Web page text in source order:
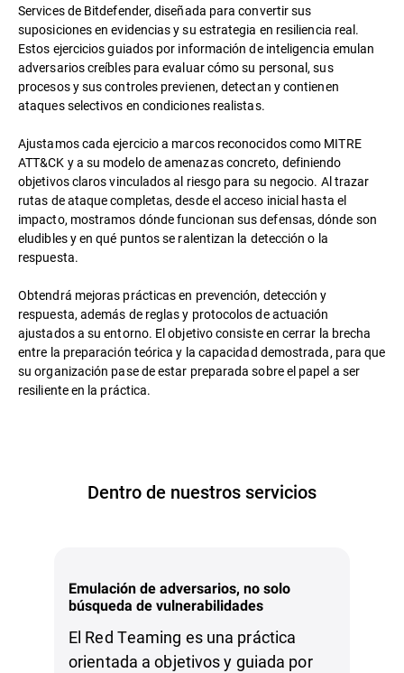
Services de Bitdefender, diseñada para convertir sus
suposiciones en evidencias y su estrategia en resiliencia real.
Estos ejercicios guiados por información de inteligencia emulan
adversarios creíbles para evaluar cómo su personal, sus
procesos y sus controles previenen, detectan y contienen
ataques selectivos en condiciones realistas.
Ajustamos cada ejercicio a marcos reconocidos como MITRE
ATT&CK y a su modelo de amenazas concreto, definiendo
objetivos claros vinculados al riesgo para su negocio. Al trazar
rutas de ataque completas, desde el acceso inicial hasta el
impacto, mostramos dónde funcionan sus defensas, dónde son
eludibles y en qué puntos se ralentizan la detección o la
respuesta.
Obtendrá mejoras prácticas en prevención, detección y
respuesta, además de reglas y protocolos de actuación
ajustados a su entorno. El objetivo consiste en cerrar la brecha
entre la preparación teórica y la capacidad demostrada, para que
su organización pase de estar preparada sobre el papel a ser
resiliente en la práctica.
Dentro de nuestros servicios
Emulación de adversarios, no solo
búsqueda de vulnerabilidades
El Red Teaming es una práctica
orientada a objetivos y guiada por